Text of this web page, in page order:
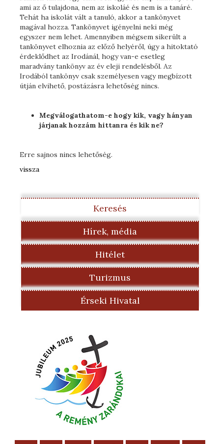
ami az ő tulajdona, nem az iskoláé és nem is a tanáré.
Tehát ha iskolát vált a tanuló, akkor a tankönyvet
magával hozza. Tankönyvet igényelni neki még
egyszer nem lehet. Amennyiben mégsem sikerült a
tankönyvet elhoznia az előző helyéről, úgy a hitoktató
érdeklődhet az Irodánál, hogy van-e esetleg
maradvány tankönyv az év eleji rendelésből. Az
Irodából tankönyv csak személyesen vagy megbízott
útján elvihető, postázásra lehetőség nincs.
Megválogathatom-e hogy kik, vagy hányan
járjanak hozzám hittanra és kik ne?
Erre sajnos nincs lehetőség.
vissza
Keresés
Hírek, média
Hitélet
Turizmus
Érseki Hivatal